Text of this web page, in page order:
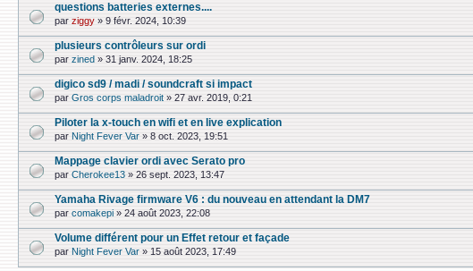
questions batteries externes....
par ziggy » 9 févr. 2024, 10:39
plusieurs contrôleurs sur ordi
par zined » 31 janv. 2024, 18:25
digico sd9 / madi / soundcraft si impact
par Gros corps maladroit » 27 avr. 2019, 0:21
Piloter la x-touch en wifi et en live explication
par Night Fever Var » 8 oct. 2023, 19:51
Mappage clavier ordi avec Serato pro
par Cherokee13 » 26 sept. 2023, 13:47
Yamaha Rivage firmware V6 : du nouveau en attendant la DM7
par comakepi » 24 août 2023, 22:08
Volume différent pour un Effet retour et façade
par Night Fever Var » 15 août 2023, 17:49